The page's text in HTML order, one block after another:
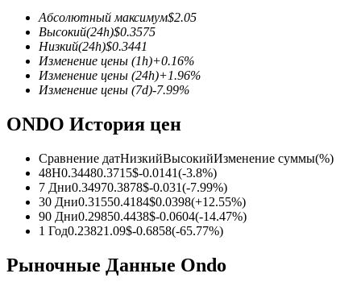
TradFi
Деривативы на акции, форекс, драгоценные металлы и
сырьевые товары
USDC фьючерсы
Абсолютный максимум$2.05
Высокий(24h)$0.3575
Низкий(24h)$0.3441
Изменение цены (1h)+0.16%
Изменение цены (24h)+1.96%
Изменение цены (7d)-7.99%
ONDO История цен
Сравнение датНизкийВысокийИзменение суммы(%)
48H0.34480.3715$-0.0141(-3.8%)
7 Дни0.34970.3878$-0.031(-7.99%)
30 Дни0.31550.4184$0.0398(+12.55%)
90 Дни0.29850.4438$-0.0604(-14.47%)
1 Год0.23821.09$-0.6858(-65.77%)
Рыночные Данные Ondo